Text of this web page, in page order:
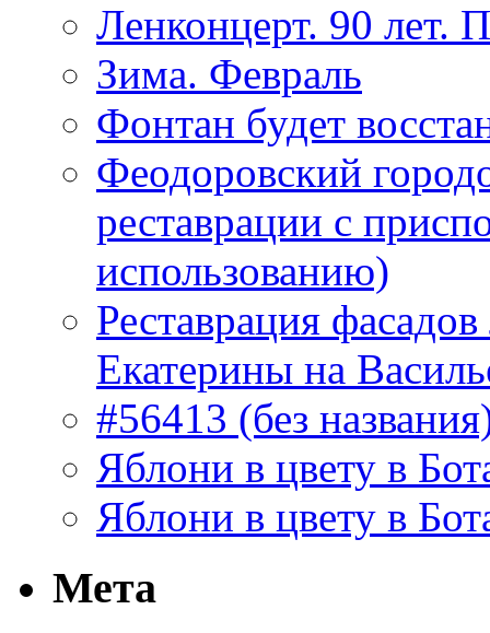
Ленконцерт. 90 лет.
Зима. Февраль
Фонтан будет
Феодоровский
реставрации с
использованию)
Реставрация
Екатерины на
#56413 (без
Яблони в цвету в
Яблони в цвету в
Мета